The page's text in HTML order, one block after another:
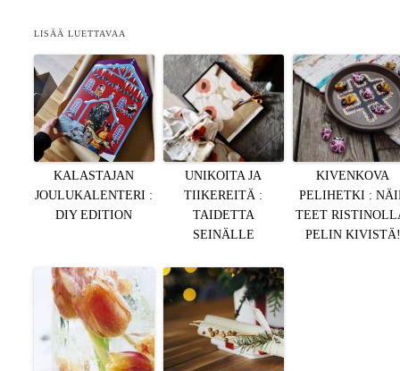
LISÄÄ LUETTAVAA
KALASTAJAN
JOULUKALENTERI :
DIY EDITION
UNIKOITA JA
TIIKEREITÄ :
TAIDETTA
SEINÄLLE
KIVENKOVA
PELIHETKI :
TEET
PELIN KIVISTÄ!